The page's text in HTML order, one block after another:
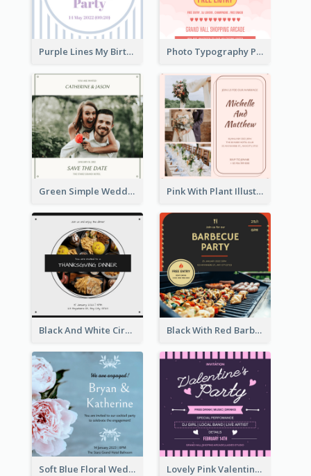
Purple Lines My Birthday Party Celebration Invitation Photo Typography Party Invitation Design Templates
Green Simple Wedding Photo Wedding Invitation Pink With Plant Illustration Wedding Party Invitation
Black And White Circle Photo Thanksgiving Dinner Invitation Black With Red Barbecue Housewarming Invitation
Soft Blue Floral Wedding Engagement Invitation Lovely Pink Valentine Celebration Invitation Design Ideas